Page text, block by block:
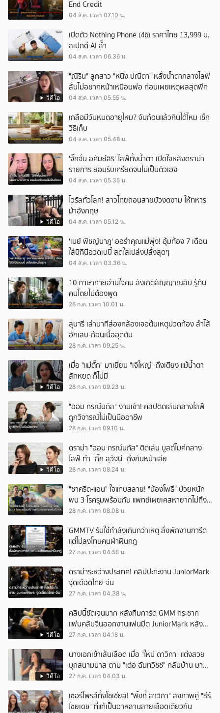
End Credit
04 ส.ค. เวลา 07.10 น.
เปิดตัว Nothing Phone (4b) ราคาไทย 13,999 บ.
สเปกดี AI ล้ำ
04 ส.ค. เวลา 06.36 น.
วิดีโอ
"ณิริน" ลูกสาว "หนิง ปณิตา" หลั่งน้ำตากลางไลฟ์
ลั่นไม่อยากหน้าเหมือนพ่อ ก่อนเผยเหตุผลสุดพีก
04 ส.ค. เวลา 05.55 น.
เกลือมีวันหมดอายุไหม? จับก้อนแล้วกินได้ไหม เช็ก
วิธีเก็บ
04 ส.ค. เวลา 05.48 น.
'จั๊กจั่น อคัมย์สิริ' ไลฟ์ทั้งน้ำตา เปิดใจหลังดราม่า
รายการ ยอมรับเครียดจนไม่เป็นตัวเอง
04 ส.ค. เวลา 05.35 น.
วิดีโอ
ไวรัลทั่วโลก! สาวไทยถอนสายบัวงดงาม ให้ทหาร
ม้าอังกฤษ
04 ส.ค. เวลา 05.12 น.
'เมย์ พิชญ์นาฏ' ออร่าคุณแม่พุ่ง! อุ้มท้อง 7 เดือน
ใส่บิกินีอวดเบบี๋ สดใสเปล่งปลั่งสุดๆ
04 ส.ค. เวลา 03.36 น.
10 ภาษากายอ่านใจคน สังเกตสัญญาณลับ รู้ทัน
คนโดยไม่ต้องพูด
28 ก.ค. เวลา 10.01 น.
สุนารี เล่านาทีส่องกล้องเจอต้นเหตุปวดท้อง ลำไส้
อักเสบ-ก้อนเนื้ออุดตัน
28 ก.ค. เวลา 09.25 น.
วิดีโอ
เมื่อ "แม่ตั๊ก" มาเยี่ยม "เจ๊ใหญ่" ถึงเตียง แม้น้ำตา
สักหยด ก็ไม่มี
28 ก.ค. เวลา 09.23 น.
"ออม กรณ์นภัส" งานเข้า! คลิปติดเล่นกลางไลฟ์
ถูกวิจารณ์ไม่เป็นมืออาชีพ
28 ก.ค. เวลา 09.10 น.
วิดีโอ
ดราม่า "ออม กรณ์นภัส" ติดเล่น บูสต์ไมค์กลาง
ไลฟ์ ทำ "กิ๊ก สุวัจนี" ถึงกับหน้าเสีย
28 ก.ค. เวลา 08.24 น.
"ชาคริต-แอน" ใจแทบสลาย! "น้องโพธิ์" ป่วยหนัก
พบ 3 โรครุมพร้อมกัน แพทย์เผยเคสหายากไม่ถึง
5%
28 ก.ค. เวลา 08.08 น.
GMMTV รับใช้กำลังเกินกว่าเหตุ สั่งพักงานการ์ด
แต่ไม่ลงโทษคนฝ่าฝืนกฏ
27 ก.ค. เวลา 04.58 น.
ดราม่าระหว่างประเทศ! คลิปปะทะงาน JuniorMark
จุดเดือดไทย-จีน
27 ก.ค. เวลา 04.38 น.
วิดีโอ
คลิปนี้ชัดเจนมาก หลังทีมการ์ด GMM กระชาก
แฟนคลับจีนออกงานแฟนมีต JuniorMark หลัง
ฝ่าฝืนกติกาจองคิว
27 ก.ค. เวลา 04.18 น.
วิดีโอ
นางเอกเข้าเส้นเลือด เมื่อ "ใหม่ ดาวิกา" แต่งสวย
บุกสนามบาส ตาม "เต๋อ ฉันทวิชช์" กลับบ้าน มา
พร้อมตรีมชุดตามผัวกลับบ้าน ทางด้านสามีก็วิ่ง
27 ก.ค. เวลา 04.03 น.
เซอร์ไพรส์ทั้งโซเชียล! "พิ้งกี้ สาวิกา" ลงภาพคู่ "ธีร์
ไชยเดช" ที่แท้เป็นอาหลานสายเลือดเดียวกัน